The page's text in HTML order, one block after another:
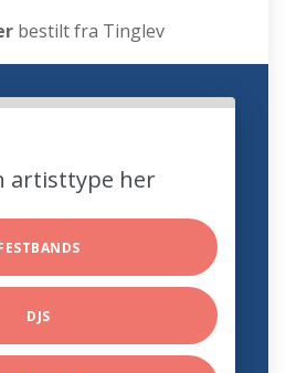
bestilt fra Tinglev
artisttype her
DJS